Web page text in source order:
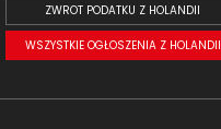
ZWROT PODATKU Z HOLANDII
WSZYSTKIE OGŁOSZENIA Z HOLANDII